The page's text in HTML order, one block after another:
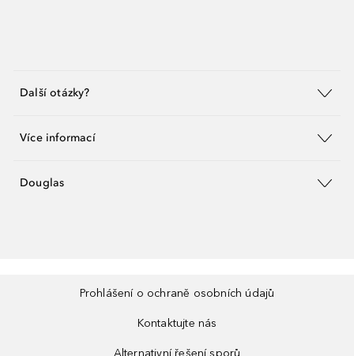
Další otázky?
Více informací
Douglas
Prohlášení o ochraně osobních údajů
Kontaktujte nás
Alternativní řešení sporů